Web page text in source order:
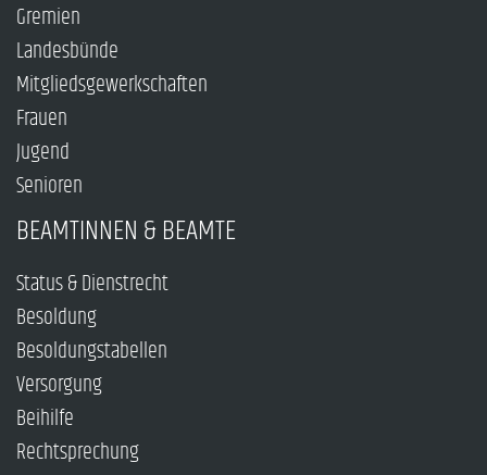
Gremien
Landesbünde
Mitgliedsgewerkschaften
Frauen
Jugend
Senioren
BEAMTINNEN & BEAMTE
Status & Dienstrecht
Besoldung
Besoldungstabellen
Versorgung
Beihilfe
Rechtsprechung